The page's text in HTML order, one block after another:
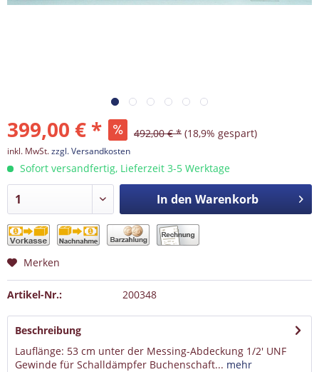
399,00 € * 492,00 € * (18,9% gespart)
inkl. MwSt.zzgl. Versandkosten
Sofort versandfertig, Lieferzeit 3-5 Werktage
In den Warenkorb
Merken
Artikel-Nr.: 200348
Beschreibung
Lauflänge: 53 cm unter der Messing-Abdeckung 1/2' UNF
Gewinde für Schalldämpfer Buchenschaft... mehr